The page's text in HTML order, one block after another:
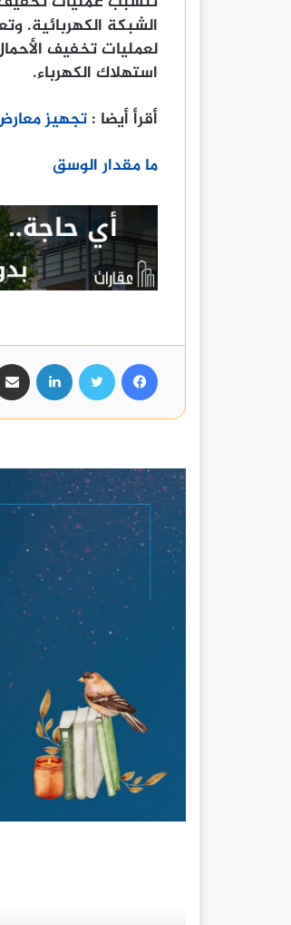
الشبكة الكهربائية.
لعمليات تخفيف
استهلاك الكهرباء.
أقرأ أيضا : تجهيز
ما مقدار الوسق